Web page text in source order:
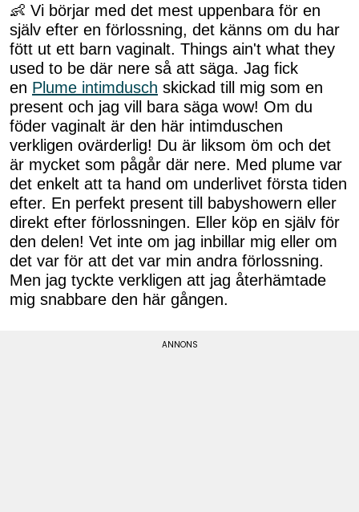
👶 Vi börjar med det mest uppenbara för en
själv efter en förlossning, det känns om du har
fött ut ett barn vaginalt. Things ain't what they
used to be där nere så att säga. Jag fick
en Plume intimdusch skickad till mig som en
present och jag vill bara säga wow! Om du
föder vaginalt är den här intimduschen
verkligen ovärderlig! Du är liksom öm och det
är mycket som pågår där nere. Med plume var
det enkelt att ta hand om underlivet första tiden
efter. En perfekt present till babyshowern eller
direkt efter förlossningen. Eller köp en själv för
den delen! Vet inte om jag inbillar mig eller om
det var för att det var min andra förlossning.
Men jag tyckte verkligen att jag återhämtade
mig snabbare den här gången.